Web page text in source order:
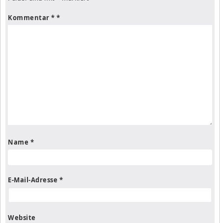
Kommentar *
Name *
E-Mail-Adresse *
Website